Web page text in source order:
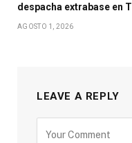
despacha extrabase en
AGOSTO 1, 2026
LEAVE A REPLY